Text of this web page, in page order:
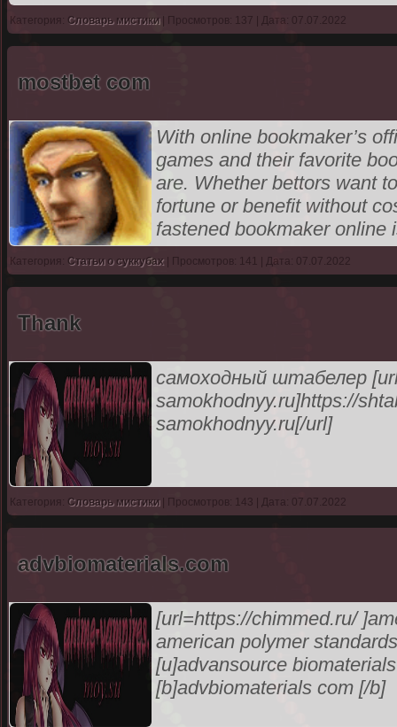
Категория: Словарь мистики| Просмотров: 137 | Дата: 07.07.2022
mostbet com
With online bookmaker’s
games and their favorite
are. Whether bettors want
fortune or benefit without
fastened bookmaker online
Категория: Статьи о суккубах | Просмотров: 141 | Дата: 07.07.2022
Thank
самоходный штабелер
samokhodnyy.ru]https://
samokhodnyy.ru[/url]
Категория: Словарь мистики| Просмотров: 143 | Дата: 07.07.2022
advbiomaterials.com
[url=https://chimmed.ru/
american polymer
[u]advansource
[b]advbiomaterials com [/b]